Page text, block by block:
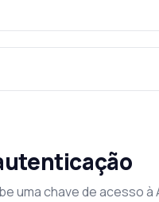
uma chave de acesso à